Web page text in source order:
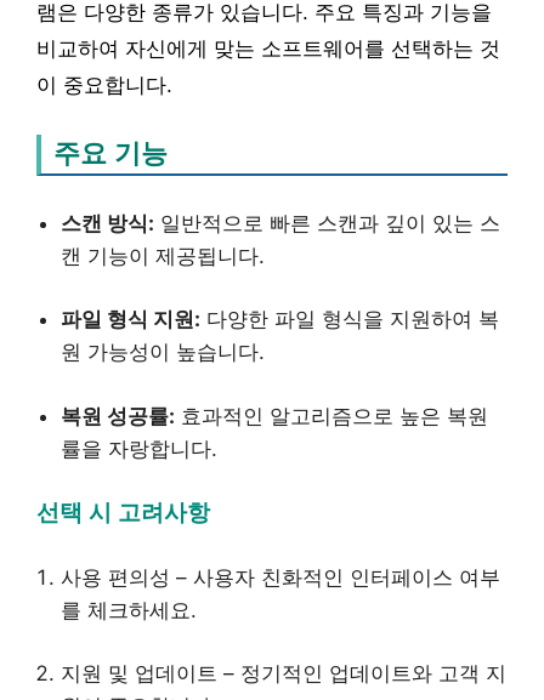
램은 다양한 종류가 있습니다. 주요 특징과 기능을
비교하여 자신에게 맞는 소프트웨어를 선택하는 것
이 중요합니다.
주요 기능
스캔 방식: 일반적으로 빠른 스캔과 깊이 있는 스
캔 기능이 제공됩니다.
파일 형식 지원: 다양한 파일 형식을 지원하여 복
원 가능성이 높습니다.
복원 성공률: 효과적인 알고리즘으로 높은 복원
률을 자랑합니다.
선택 시 고려사항
사용 편의성 – 사용자 친화적인 인터페이스 여부
를 체크하세요.
지원 및 업데이트 – 정기적인 업데이트와 고객 지